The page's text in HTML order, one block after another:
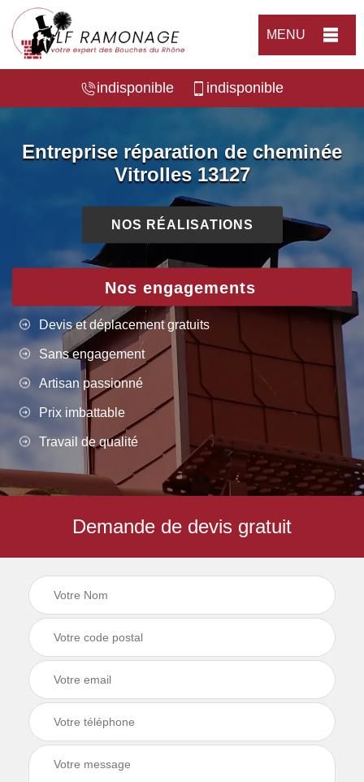
MENU
indisponible indisponible
Entreprise réparation de cheminée
Vitrolles 13127
NOS RÉALISATIONS
Nos engagements
Devis et déplacement gratuits
Sans engagement
Artisan passionné
Prix imbattable
Travail de qualité
Demande de devis gratuit